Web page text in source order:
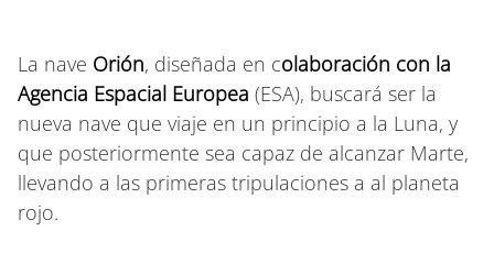
La nave Orión, diseñada en colaboración con la
Agencia Espacial Europea (ESA), buscará ser la
nueva nave que viaje en un principio a la Luna, y
que posteriormente sea capaz de alcanzar Marte,
llevando a las primeras tripulaciones a al planeta
rojo.